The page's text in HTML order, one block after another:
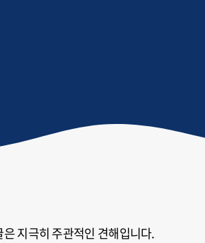
지극히 주관적인 견해입니다.